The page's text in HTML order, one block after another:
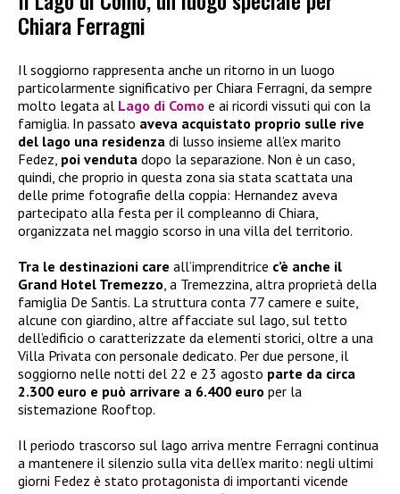
Chiara Ferragni
Il soggiorno rappresenta anche un ritorno in un luogo
particolarmente significativo per Chiara Ferragni, da sempre
molto legata al Lago di Como e ai ricordi vissuti qui con la
famiglia. In passato aveva acquistato proprio sulle rive
del lago una residenza di lusso insieme all’ex marito
Fedez, poi venduta dopo la separazione. Non è un caso,
quindi, che proprio in questa zona sia stata scattata una
delle prime fotografie della coppia: Hernandez aveva
partecipato alla festa per il compleanno di Chiara,
organizzata nel maggio scorso in una villa del territorio.
Tra le destinazioni care all’imprenditrice c’è anche il
Grand Hotel Tremezzo, a Tremezzina, altra proprietà della
famiglia De Santis. La struttura conta 77 camere e suite,
alcune con giardino, altre affacciate sul lago, sul tetto
dell’edificio o caratterizzate da elementi storici, oltre a una
Villa Privata con personale dedicato. Per due persone, il
soggiorno nelle notti del 22 e 23 agosto parte da circa
2.300 euro e può arrivare a 6.400 euro per la
sistemazione Rooftop.
Il periodo trascorso sul lago arriva mentre Ferragni continua
a mantenere il silenzio sulla vita dell’ex marito: negli ultimi
giorni Fedez è stato protagonista di importanti vicende